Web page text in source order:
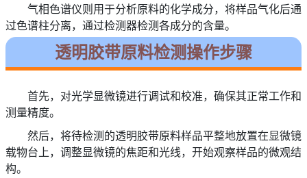
气相色谱仪则用于分析原料的化学成分，将样品气化后通
过色谱柱分离，通过检测器检测各成分的含量。
透明胶带原料检测操作步骤
首先，对光学显微镜进行调试和校准，确保其正常工作和
测量精度。
然后，将待检测的透明胶带原料样品平整地放置在显微镜
载物台上，调整显微镜的焦距和光线，开始观察样品的微观结
构。